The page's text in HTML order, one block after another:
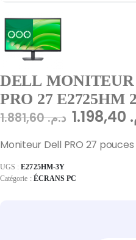
DELL MONITEUR
PRO 27 E2725HM
د.م.1.881,60
Moniteur Dell PRO 27
UGS :E2725HM-3Y
Catégorie : ÉCRANS PC